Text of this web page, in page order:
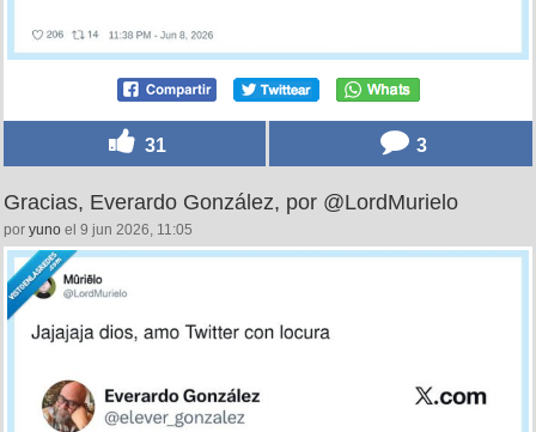
31 3
Gracias, Everardo González, por @LordMurielo
por yuno el 9 jun 2026, 11:05